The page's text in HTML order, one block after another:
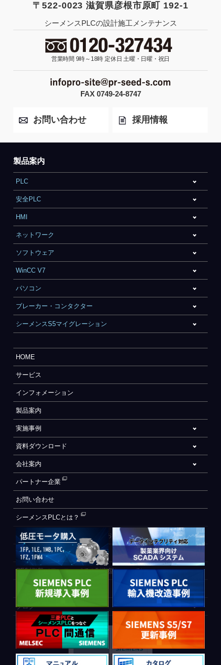
〒522-0023 滋賀県彦根市原町 192-1
シーメンスPLCの設計施工メンテナンス
営業時間 9時～18時 定休日 土曜・日曜・祝日
FAX 0749-24-8747
お問い合わせ 採用情報
製品案内
PLC
安全PLC
HMI
ネットワーク
ソフトウェア
WinCC V7
パソコン
ブレーカー・コンタクター
シーメンスS5マイグレーション
HOME
サービス
インフォメーション
製品案内
実施事例
資料ダウンロード
会社案内
パートナー企業
お問い合わせ
シーメンスPLCとは？
自動化設備をご検討されているお客様へ
WEB会員登録フォーム
CE制御盤（ヨーロッパでの制御盤について）
PLC間通信
ブログ